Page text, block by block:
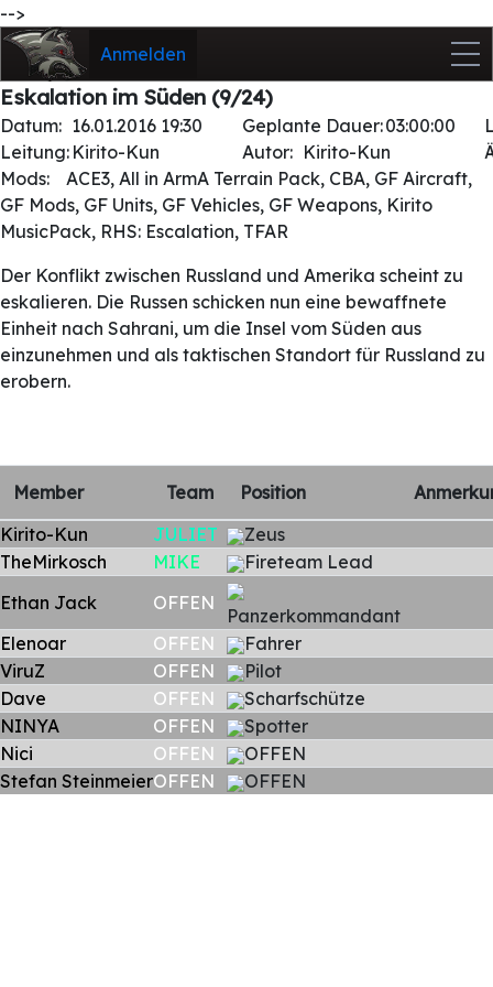
-->
Anmelden
Eskalation im Süden (9/24)
Datum: 16.01.2016 19:30 Geplante Dauer:03:00:00
Leitung: Kirito-Kun Autor: Kirito-Kun
Mods:
ACE3, All in ArmA Terrain Pack, CBA, GF Aircraft,
GF Mods, GF Units, GF Vehicles, GF Weapons, Kirito
MusicPack, RHS: Escalation, TFAR
Der Konflikt zwischen Russland und Amerika scheint zu
eskalieren. Die Russen schicken nun eine bewaffnete
Einheit nach Sahrani, um die Insel vom Süden aus
einzunehmen und als taktischen Standort für Russland zu
erobern.
Member Team Position
Kirito-Kun
JULIET
Zeus
TheMirkosch
MIKE
Fireteam Lead
Ethan Jack
OFFEN
Panzerkommandant
Elenoar
OFFEN
Fahrer
ViruZ
OFFEN
Pilot
Dave
OFFEN
Scharfschütze
NINYA
OFFEN
Spotter
Nici
OFFEN
OFFEN
Stefan SteinmeierOFFEN OFFEN